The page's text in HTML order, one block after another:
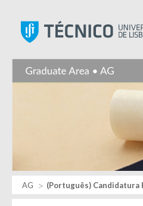
AG (Português) Candidatura